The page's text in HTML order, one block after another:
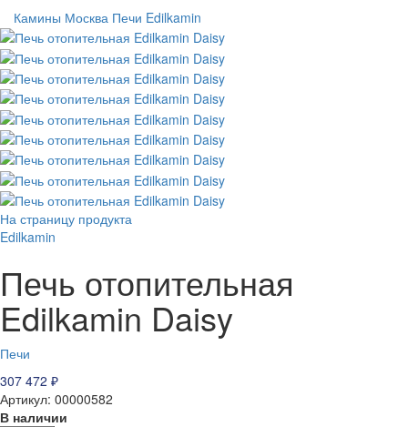
Камины Москва Печи Edilkamin
На страницу продукта
Edilkamin
Печь отопительная
Edilkamin Daisy
Печи
307 472 ₽
Артикул: 00000582
В наличии